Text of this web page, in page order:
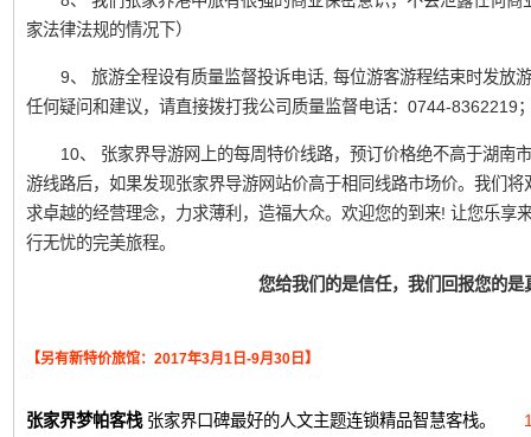
家法律法规的情况下）
9、 旅游全程设有质量监督投诉电话, 每位游客游程结束时发放
任何疑问和建议，请直接拨打我公司质量监督电话：0744-8362219
10、 张家界导游网上的每周特价线路，预订价格绝不高于湖南
游线路后，如果发现张家界导游网站价高于相同线路市场价。我们
求卓越的经营理念，力求薄利，造福大众。欢迎您的到来! 让您乐享
行无忧的完美旅程。
您给我们的是信任，我们回报您的是
【另有新特价旅馆：2017年3月1日-9月30日】
张家界梦帕客栈张家界口碑最好的人文主题连锁精品智慧客栈。